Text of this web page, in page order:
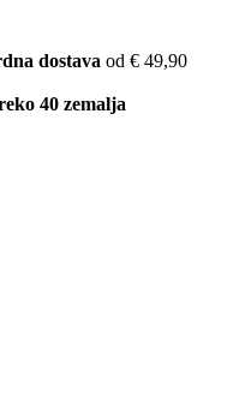
dostava od € 49,90
40 zemalja